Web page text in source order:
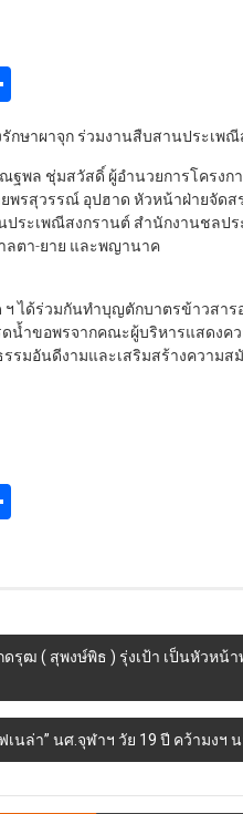
กษาผาจุก ร่วมงานสืบสานประเพ
ฐพล ชุ่มสวัสดิ์ ผู้อำนวยการโครงก
พรสุวรรณ์ อุปฮาด หัวหน้าฝ่ายจัด
ประเพณีสงกรานต์ สำนักงานชลป
ลตา-ยาย และพญานาค
ได้ร่วมกันทำบุญตักบาตรข้าวสาร
น้ำขอพรจากคณะผู้บริหารแสดงค
รมอันดีงามและเสริมสร้างความ
ดรุฒ ( สุพงษ์พิธ ) รุ่งเป้า เป็นหัวห
ฟเนล่า” นศ.จุฬาฯ วัย 19 ปี คว้ามงฯ